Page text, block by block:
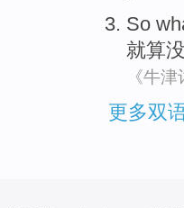
So
就算
《牛津
更多双